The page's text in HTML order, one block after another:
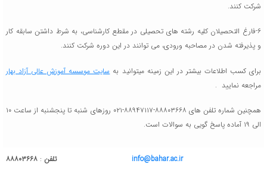
شرکت کنند.
۶-فارغ التحصیلان کلیه رشته های تحصیلی در مقطع کارشناسی، به شرط داشتن سابقه کار
و پذیرفته شدن در مصاحبه ورودی، می توانند در این دوره شرکت کنند.
برای کسب اطلاعات بیشتر در این زمینه میتوانید بهسایت موسسه آموزش عالی آزاد بهار
مراجعه نمایید .
همچنین شماره تلفن های ۸۸۸۰۳۶۶۸-۸۸۹۴۷۱۱۷-۰۲۱ روزهای شنبه تا پنجشنبه از ساعت ۱۰
الی ۱۹ آماده پاسخ گویی به سوالات است.
info@bahar.ac.ir تلفن : ۸۸۸۰۳۶۶۸